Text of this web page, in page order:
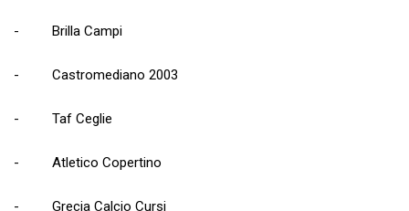
- Brilla Campi
- Castromediano 2003
- Taf Ceglie
- Atletico Copertino
- Grecia Calcio Cursi